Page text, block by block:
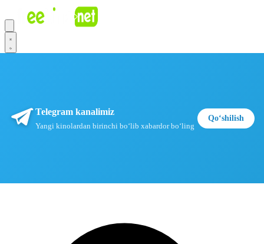
Telegram kanalimiz
Yangi kinolardan birinchi boʻlib xabardor boʻling
Qoʻshilish